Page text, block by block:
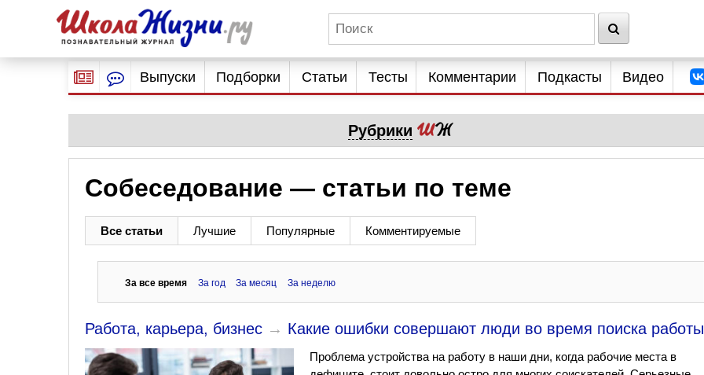
Выпуски Подборки Статьи Тесты Комментарии Подкасты Видео
Рубрики
Собеседование — статьи по теме
Все статьи Лучшие Популярные Комментируемые
За все время За год За месяц За неделю
Работа, карьера, бизнес → Какие ошибки совершают люди во время поиска
Проблема устройства на работу в наши дни, когда рабочие места в